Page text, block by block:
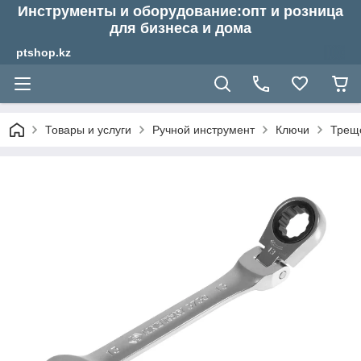
Инструменты и оборудование:опт и розница
для бизнеса и дома
ptshop.kz
Товары и услуги Ручной инструмент Ключи